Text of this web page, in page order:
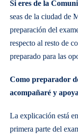
Si eres de la
seas de la ciudad de
preparación del
respecto al resto de
preparado para las
Como preparador
acompañaré y
La explicación está
primera parte del